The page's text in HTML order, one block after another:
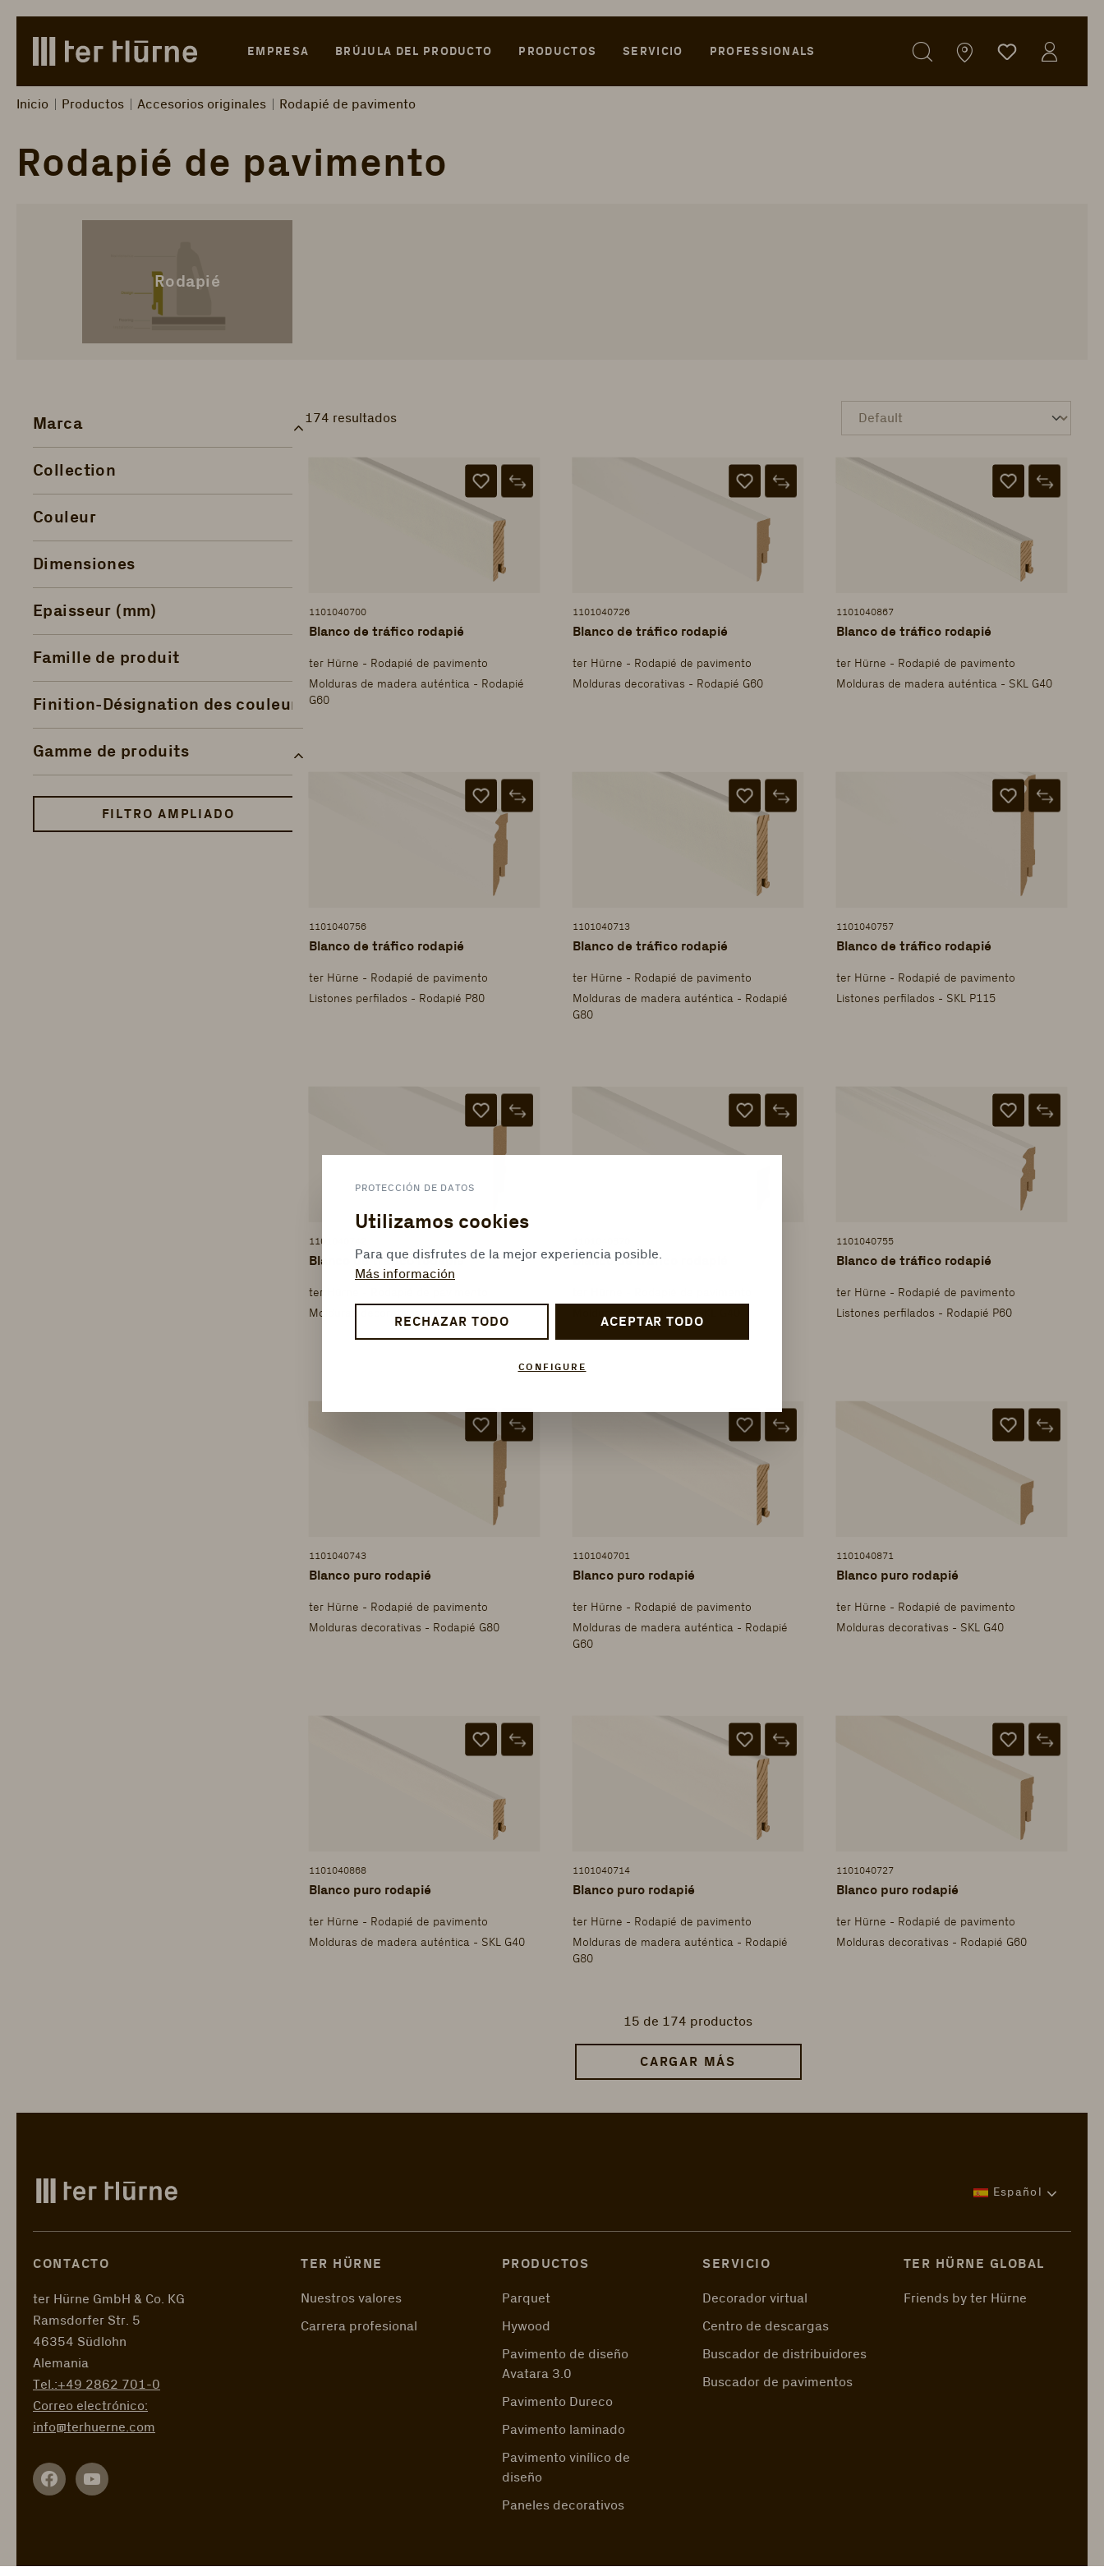
to main content
Skip to search
Skip to main navigation
EMPRESA BRÚJULA DEL PRODUCTO PRODUCTOS SERVICIO PROFESSIONALS
Inicio Productos Accesorios originales Rodapié de pavimento
Rodapié de pavimento
Rodapié
Marca
Collection
Couleur
Dimensiones
Epaisseur (mm)
Famille de produit
Finition-Désignation des couleurs
Gamme de produits
FILTRO AMPLIADO
174 resultados
1101040700
Blanco de tráfico rodapié
ter Hürne - Rodapié de pavimento
Molduras de madera auténtica - Rodapié
G60
1101040726
Blanco de tráfico rodapié
ter Hürne - Rodapié de pavimento
Molduras decorativas - Rodapié G60
1101040867
Blanco de tráfico rodapié
ter Hürne - Rodapié de pavimento
Molduras de madera auténtica - SKL G40
1101040756
Blanco de tráfico rodapié
ter Hürne - Rodapié de pavimento
Listones perfilados - Rodapié P80
1101040713
Blanco de tráfico rodapié
ter Hürne - Rodapié de pavimento
Molduras de madera auténtica - Rodapié
G80
1101040757
Blanco de tráfico rodapié
ter Hürne - Rodapié de pavimento
Listones perfilados - SKL P115
1101040742
Blanco de tráfico rodapié
ter Hürne - Rodapié de pavimento
Molduras decorativas - Rodapié G80
Blanco de tráfico rodapié
1101040755
Blanco de tráfico rodapié
ter Hürne - Rodapié de pavimento
Listones perfilados - Rodapié P60
1101040743
Blanco puro rodapié
ter Hürne - Rodapié de pavimento
Molduras decorativas - Rodapié G80
1101040701
Blanco puro rodapié
ter Hürne - Rodapié de pavimento
Molduras de madera auténtica - Rodapié
G60
1101040871
Blanco puro rodapié
ter Hürne - Rodapié de pavimento
Molduras decorativas - SKL G40
1101040868
Blanco puro rodapié
ter Hürne - Rodapié de pavimento
Molduras de madera auténtica - SKL G40
1101040714
Blanco puro rodapié
ter Hürne - Rodapié de pavimento
Molduras de madera auténtica - Rodapié
G80
1101040727
Blanco puro rodapié
ter Hürne - Rodapié de pavimento
Molduras decorativas - Rodapié G60
15 de 174 productos
CARGAR MÁS
Español
CONTACTO
ter Hürne GmbH & Co. KG
Ramsdorfer Str. 5
46354 Südlohn
Alemania
Tel.:+49 2862 701-0
Correo electrónico:
info@terhuerne.com
TER HÜRNE
Nuestros valores
Carrera profesional
PRODUCTOS
Parquet
Hywood
Pavimento de diseño
Avatara 3.0
Pavimento Dureco
Pavimento laminado
Pavimento vinílico de
diseño
Paneles decorativos
SERVICIO
Decorador virtual
Centro de descargas
Buscador de distribuidores
Buscador de pavimentos
TER HÜRNE GLOBAL
Friends by ter Hürne
PROTECCIÓN DE DATOS
Utilizamos cookies
Para que disfrutes de la mejor experiencia posible.
Más información
RECHAZAR TODO ACEPTAR TODO
CONFIGURE